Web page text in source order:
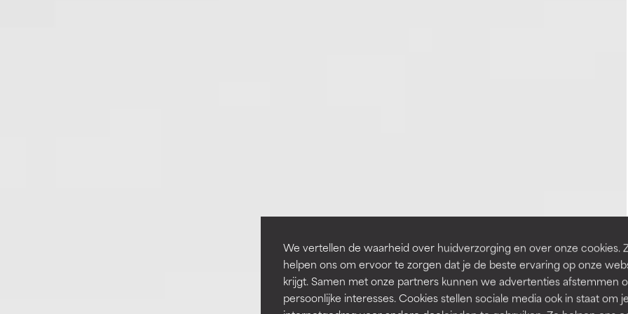
We vertellen de waarheid over huidverzorging en over onze cookies.
helpen ons om ervoor te zorgen dat je de beste ervaring op onze
krijgt. Samen met onze partners kunnen we advertenties afstemmen
persoonlijke interesses. Cookies stellen sociale media ook in staat om je